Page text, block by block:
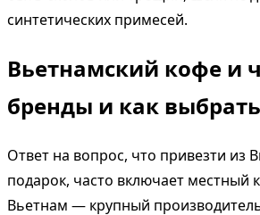
синтетических примесей.
Вьетнамский кофе и
бренды и как выбрать
Ответ на вопрос, что привезти из
подарок, часто включает местный
Вьетнам — крупный